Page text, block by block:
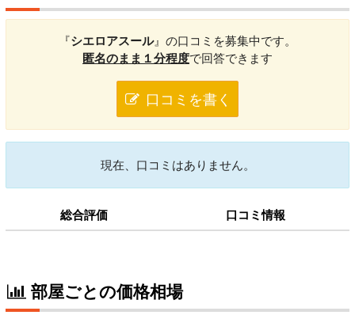
『シエロアスール』の口コミを募集中です。
匿名のまま１分程度で回答できます
口コミを書く
現在、口コミはありません。
総合評価 口コミ情報
部屋ごとの価格相場